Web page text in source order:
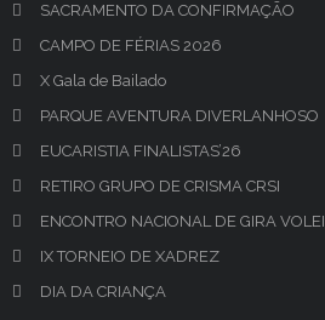
SACRAMENTO DA CONFIRMAÇÃO
CAMPO DE FÉRIAS 2026
X Gala de Bailado
PARQUE AVENTURA DIVERLANHOSO
EUCARISTIA FINALISTAS’26
RETIRO GRUPO DE CRISMA CRSI
ENCONTRO NACIONAL DE GIRA VOLEI
IX TORNEIO DE XADREZ
DIA DA CRIANÇA